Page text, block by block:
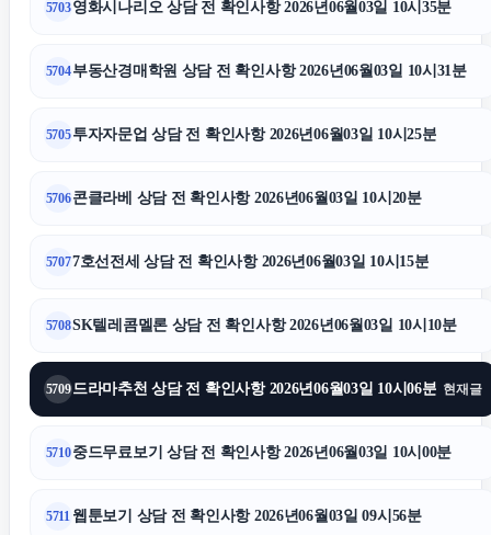
5703영화시나리오 상담 전 확인사항 2026년06월03일 10시35분
5704부동산경매학원 상담 전 확인사항 2026년06월03일 10시31분
5705투자자문업 상담 전 확인사항 2026년06월03일 10시25분
5706콘클라베 상담 전 확인사항 2026년06월03일 10시20분
57077호선전세 상담 전 확인사항 2026년06월03일 10시15분
5708SK텔레콤멜론 상담 전 확인사항 2026년06월03일 10시10분
5709드라마추천 상담 전 확인사항 2026년06월03일 10시06분 현재글
5710중드무료보기 상담 전 확인사항 2026년06월03일 10시00분
5711 웹툰보기 상담 전 확인사항 2026년06월03일 09시56분